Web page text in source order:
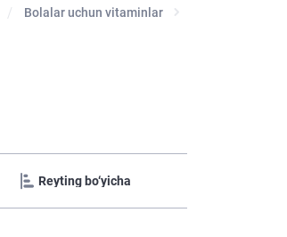
Bolalar uchun vitaminlar